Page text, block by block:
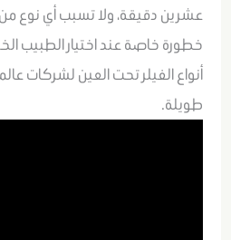
عشرين دقيقة، ولا تسبب أي نوع
خطورة خاصة عند اختيار الطبيب
أنواع الفيلر تحت العين لشركات
طويلة.